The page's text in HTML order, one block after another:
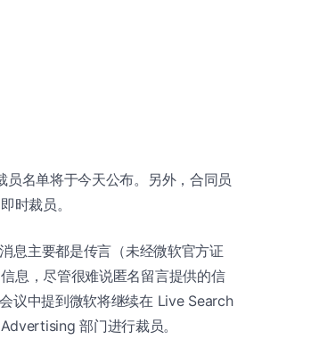
名单将于今天公布。另外，合同员
时裁员。
息主要都是传言（未经微软官方证
息，尽管很难说匿名留言提供的信
议中提到微软将继续在 Live Search
部门进行裁员。